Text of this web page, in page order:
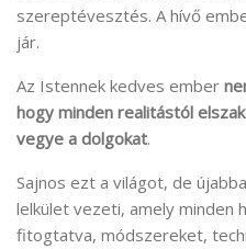
szereptévesztés. A hívő
jár.
Az Istennek kedves ember
hogy minden realitástól
vegye a dolgokat.
Sajnos ezt a világot, de
lelkület vezeti, amely minden
fitogtatva, módszereket,